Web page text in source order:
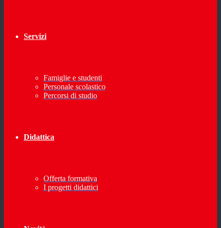
Servizi
Famiglie e studenti
Personale scolastico
Percorsi di studio
Didattica
Offerta formativa
I progetti didattici